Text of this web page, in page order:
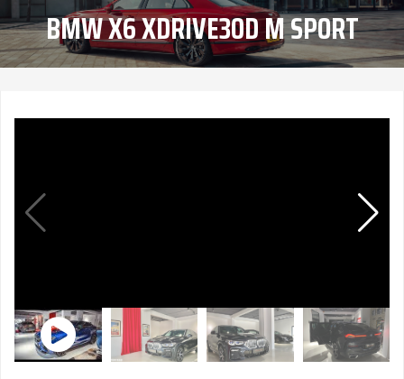
BMW X6 XDRIVE30D M SPORT